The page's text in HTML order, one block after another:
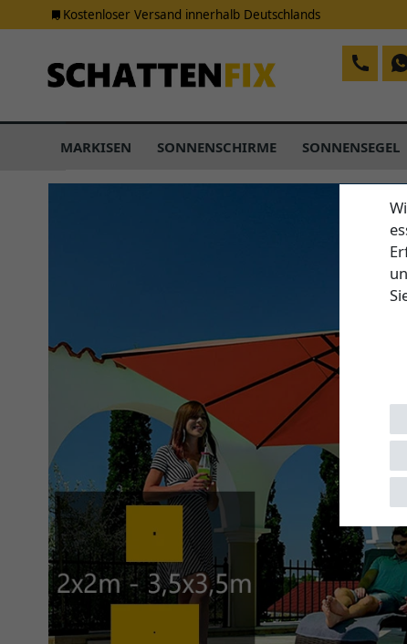
Kostenloser Versand innerhalb Deutschlands
MARKISEN SONNENSCHIRME SONNENSEGEL